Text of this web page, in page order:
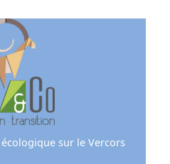
sur le Vercors